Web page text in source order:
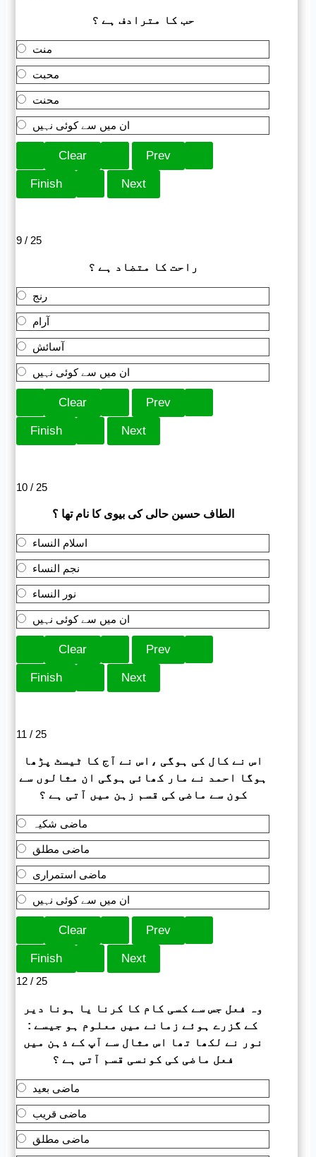
حب کا مترادف ہے ؟
منت
محبت
محنت
ان میں سے کوئی نہیں
9 / 25
راحت کا متضاد ہے ؟
رنج
آرام
آسائش
ان میں سے کوئی نہیں
10 / 25
الطاف حسین حالی کی بیوی کا نام تھا ؟
اسلام النساء
نجم النساء
نور النساء
ان میں سے کوئی نہیں
11 / 25
اس نے کال کی ہوگی ،اس نے آج کا ٹیسٹ پڑھا
ہوگا احمد نے مار کھائی ہوگی ان مثالوں سے
کون سے ماضی کی قسم زہن میں آتی ہے ؟
ماضی شکیہ
ماضی مطلق
ماضی استمراری
ان میں سے کوئی نہیں
12 / 25
وہ فعل جس سے کسی کام کا کرنا یا ہونا دیر
کے گزرے ہوئے زمانے میں معلوم ہو جیسے :
نور نے لکھا تھا اس مثال سے آپ کے ذہن میں
فعل ماضی کی کونسی قسم آتی ہے ؟
ماضی بعید
ماضی قریب
ماضی مطلق